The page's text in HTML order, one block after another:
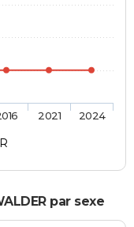
2021 2024
par sexe